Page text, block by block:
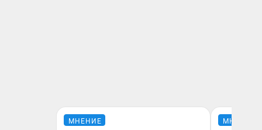
МНЕНИЕ МНЕНИЕ